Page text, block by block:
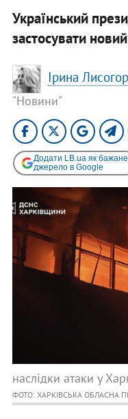
Український
застосувати
Ірина Лисогор
"Новини"
Додати LB.ua як бажане
джерело в Google
наслідки атаки у
ФОТО: ХАРКІВСЬКА ОБЛАСНА